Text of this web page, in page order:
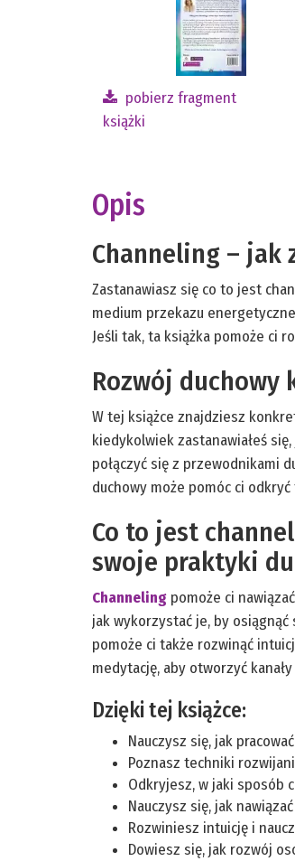
pobierz fragment
książki
Opis
Channeling – jak
Zastanawiasz się co to jest
medium przekazu
Jeśli tak, ta książka pomoże ci
Rozwój
W tej książce znajdziesz
kiedykolwiek zastanawiałeś
połączyć się z przewodnikami
duchowy może pomóc ci
Co to jest
swoje praktyki
Channeling pomoże ci
jak wykorzystać je, by
pomoże ci także rozwinąć
medytację, aby otworzyć
Dzięki tej książce:
Nauczysz się, jak
Poznasz techniki
Odkryjesz, w jaki sposób
Nauczysz się, jak
Rozwiniesz intuicję i
Dowiesz się, jak rozwój